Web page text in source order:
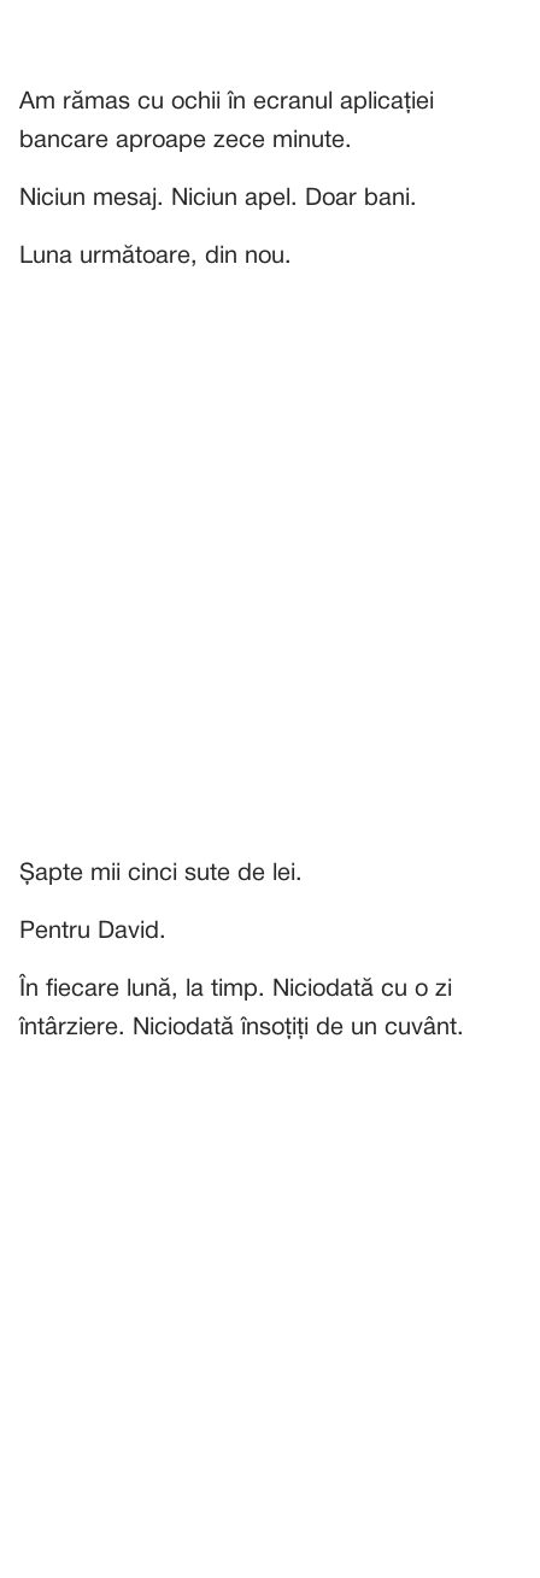
Am rămas cu ochii în ecranul aplicației
bancare aproape zece minute.
Niciun mesaj. Niciun apel. Doar bani.
Luna următoare, din nou.
Șapte mii cinci sute de lei.
Pentru David.
În fiecare lună, la timp. Niciodată cu o zi
întârziere. Niciodată însoțiți de un cuvânt.